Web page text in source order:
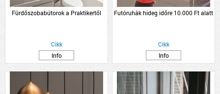
Fürdőszobabútorok a Praktikertől
Cikk
Info
Futóruhák hideg időre 10.000 Ft alatt
Cikk
Info